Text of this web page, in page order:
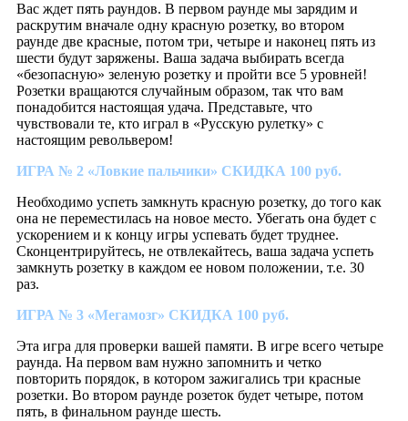
Вас ждет пять раундов. В первом раунде мы зарядим и
раскрутим вначале одну красную розетку, во втором
раунде две красные, потом три, четыре и наконец пять из
шести будут заряжены. Ваша задача выбирать всегда
«безопасную» зеленую розетку и пройти все 5 уровней!
Розетки вращаются случайным образом, так что вам
понадобится настоящая удача. Представьте, что
чувствовали те, кто играл в «Русскую рулетку» с
настоящим револьвером!
ИГРА № 2 «Ловкие пальчики» СКИДКА 100 руб.
Необходимо успеть замкнуть красную розетку, до того как
она не переместилась на новое место. Убегать она будет с
ускорением и к концу игры успевать будет труднее.
Сконцентрируйтесь, не отвлекайтесь, ваша задача успеть
замкнуть розетку в каждом ее новом положении, т.е. 30
раз.
ИГРА № 3 «Мегамозг» СКИДКА 100 руб.
Эта игра для проверки вашей памяти. В игре всего четыре
раунда. На первом вам нужно запомнить и четко
повторить порядок, в котором зажигались три красные
розетки. Во втором раунде розеток будет четыре, потом
пять, в финальном раунде шесть.